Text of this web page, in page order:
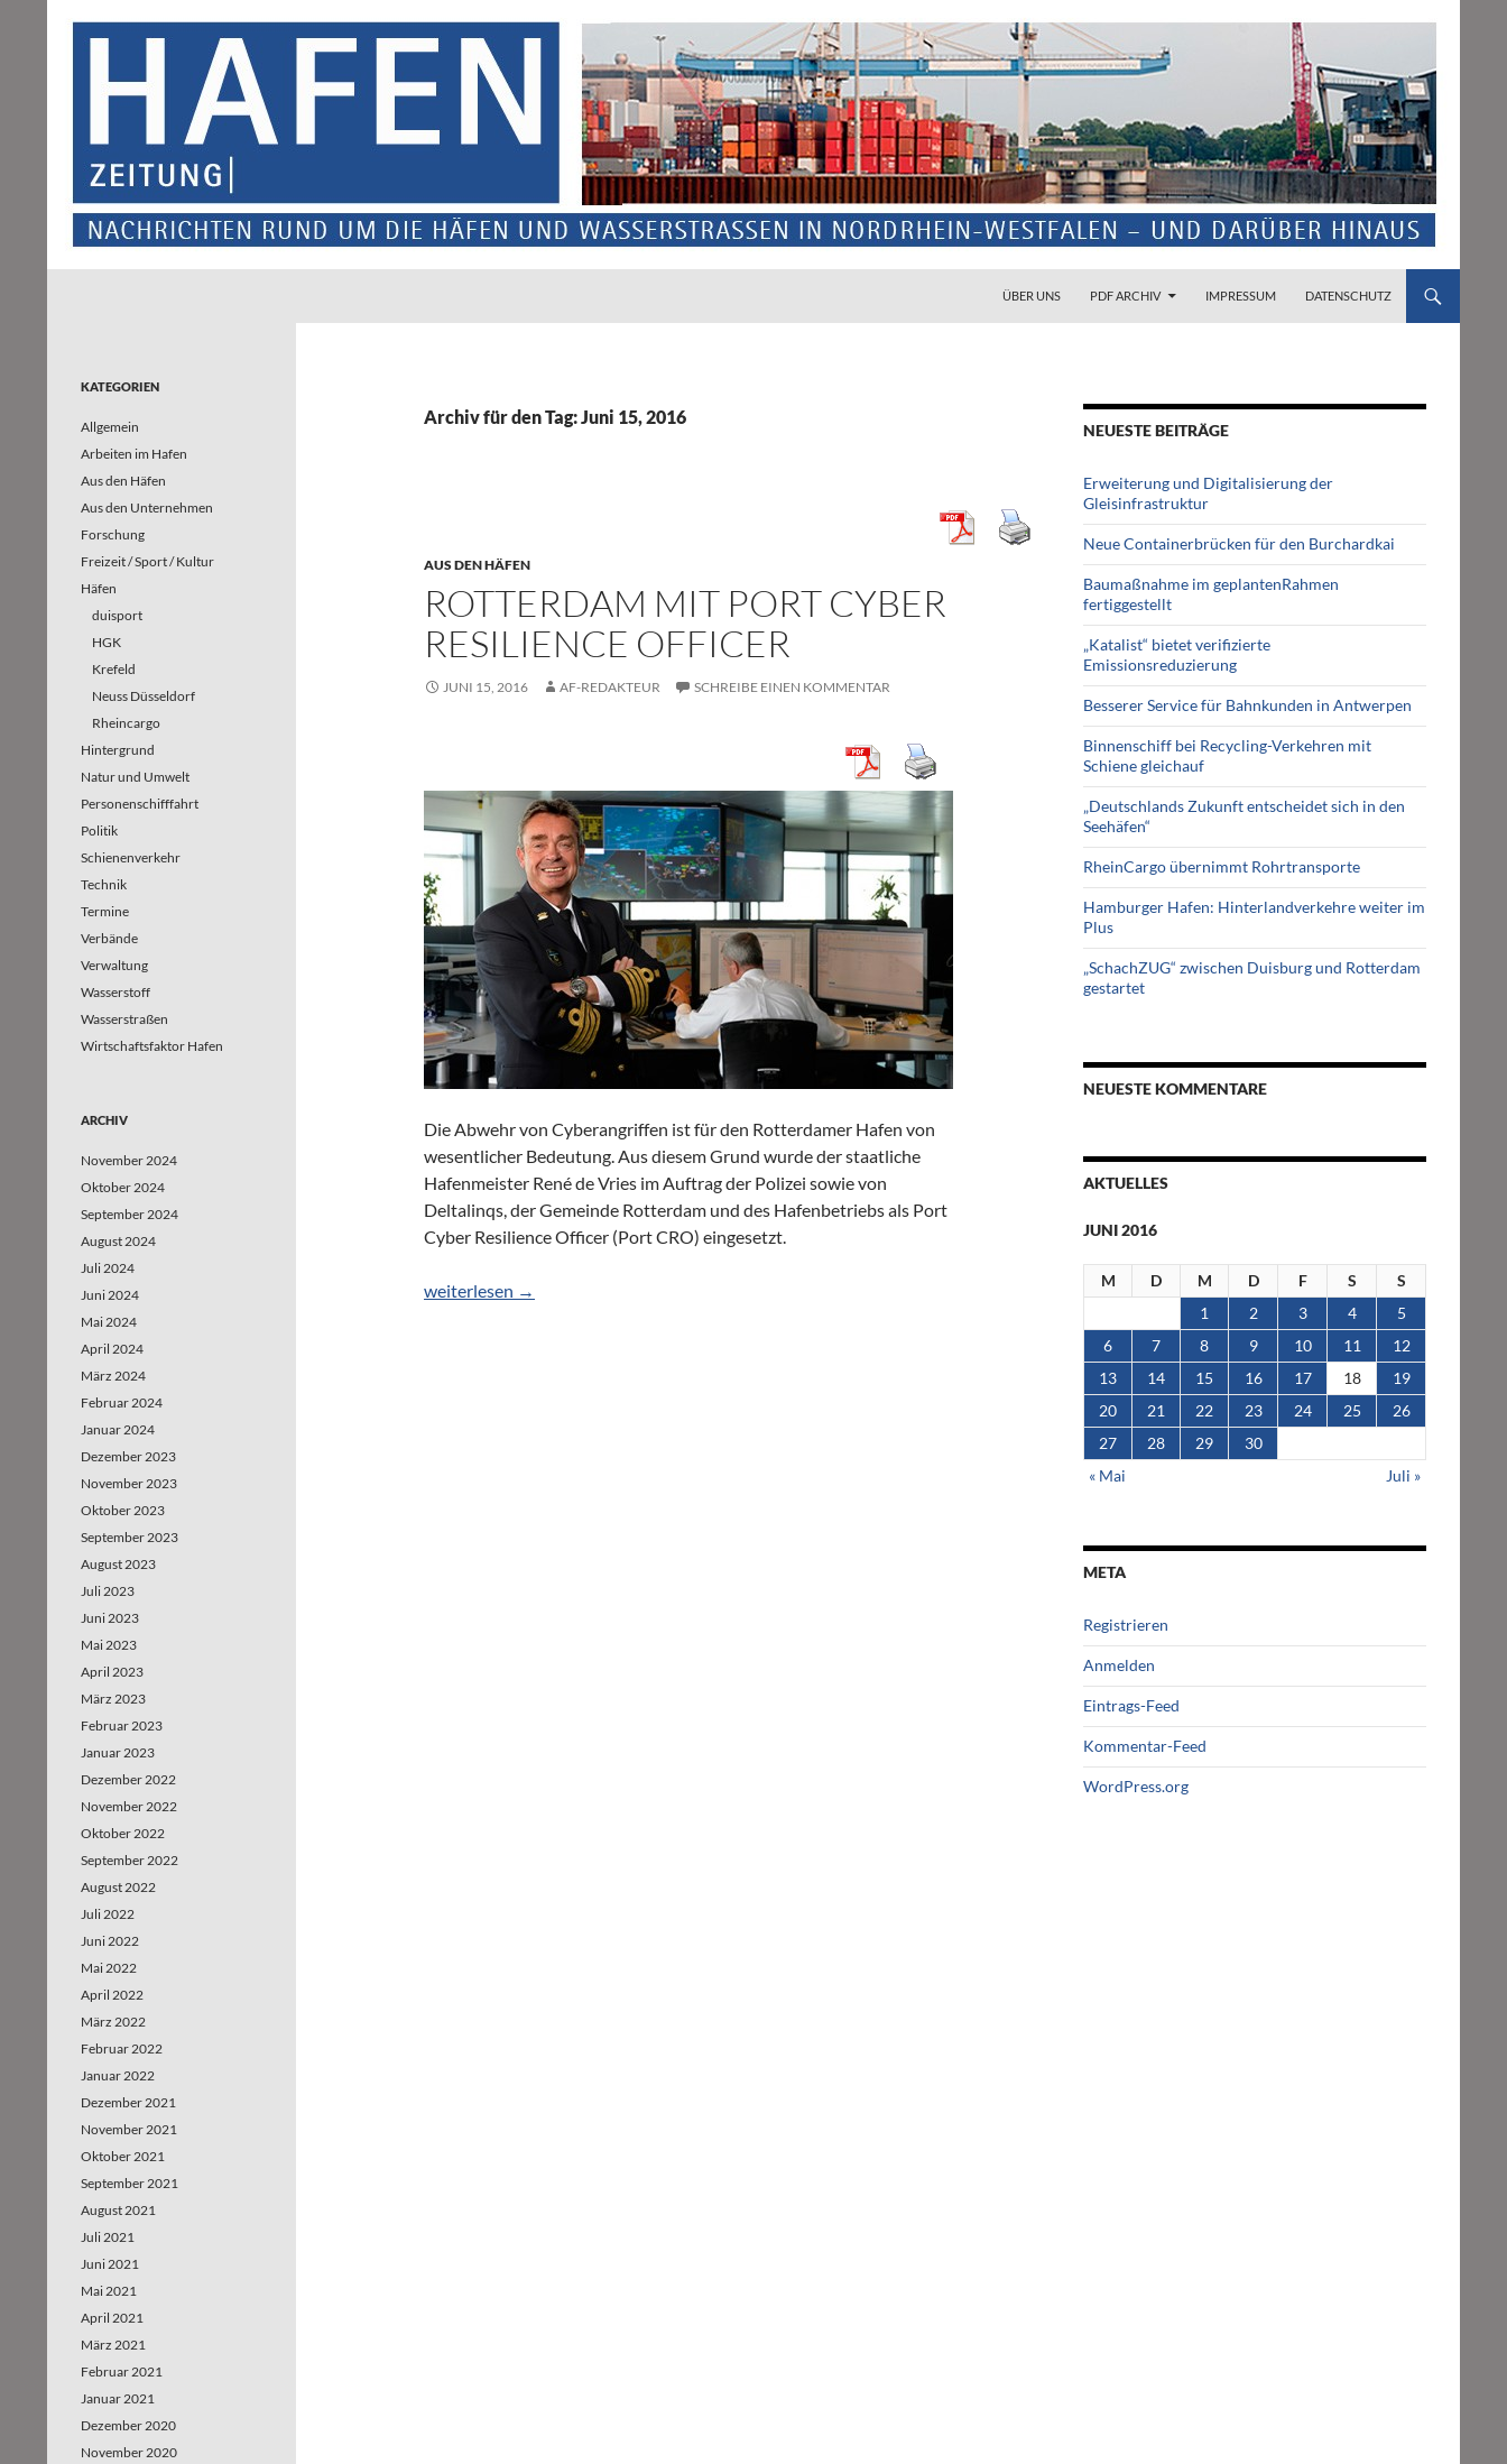
ÜBER UNS
PDF ARCHIV IMPRESSUM DATENSCHUTZ
Archiv für den Tag: Juni 15, 2016
AUS DEN HÄFEN
ROTTERDAM MIT PORT CYBER
RESILIENCE OFFICER
JUNI 15, 2016 AF-REDAKTEUR SCHREIBE EINEN KOMMENTAR
Die Abwehr von Cyberangriffen ist für den Rotterdamer Hafen von
wesentlicher Bedeutung. Aus diesem Grund wurde der staatliche
Hafenmeister René de Vries im Auftrag der Polizei sowie von
Deltalinqs, der Gemeinde Rotterdam und des Hafenbetriebs als Port
Cyber Resilience Officer (Port CRO) eingesetzt.
Rotterdam mit Port Cyber Resilience Officer
weiterlesen →
NEUESTE BEITRÄGE
Erweiterung und Digitalisierung der
Gleisinfrastruktur
Neue Containerbrücken für den Burchardkai
Baumaßnahme im geplantenRahmen
fertiggestellt
„Katalist“ bietet verifizierte
Emissionsreduzierung
Besserer Service für Bahnkunden in Antwerpen
Binnenschiff bei Recycling-Verkehren mit
Schiene gleichauf
„Deutschlands Zukunft entscheidet sich in den
Seehäfen“
RheinCargo übernimmt Rohrtransporte
Hamburger Hafen: Hinterlandverkehre weiter im
Plus
„SchachZUG“ zwischen Duisburg und Rotterdam
gestartet
NEUESTE KOMMENTARE
AKTUELLES
JUNI 2016
M D M D F S
S
1
2 3 4
5
6
7 8 9 10 11
12
13
14 15 16 17 18
19
20
21 22 23 24 25
26
27
28 29
30
« Mai
Juli »
META
Registrieren
Anmelden
Eintrags-Feed
Kommentar-Feed
WordPress.org
KATEGORIEN
Allgemein
Arbeiten im Hafen
Aus den Häfen
Aus den Unternehmen
Forschung
Freizeit / Sport / Kultur
Häfen
duisport
HGK
Krefeld
Neuss Düsseldorf
Rheincargo
Hintergrund
Natur und Umwelt
Personenschifffahrt
Politik
Schienenverkehr
Technik
Termine
Verbände
Verwaltung
Wasserstoff
Wasserstraßen
Wirtschaftsfaktor Hafen
ARCHIV
November 2024
Oktober 2024
September 2024
August 2024
Juli 2024
Juni 2024
Mai 2024
April 2024
März 2024
Februar 2024
Januar 2024
Dezember 2023
November 2023
Oktober 2023
September 2023
August 2023
Juli 2023
Juni 2023
Mai 2023
April 2023
März 2023
Februar 2023
Januar 2023
Dezember 2022
November 2022
Oktober 2022
September 2022
August 2022
Juli 2022
Juni 2022
Mai 2022
April 2022
März 2022
Februar 2022
Januar 2022
Dezember 2021
November 2021
Oktober 2021
September 2021
August 2021
Juli 2021
Juni 2021
Mai 2021
April 2021
März 2021
Februar 2021
Januar 2021
Dezember 2020
November 2020